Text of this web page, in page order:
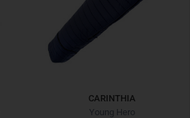
CARINTHIA
Young Hero